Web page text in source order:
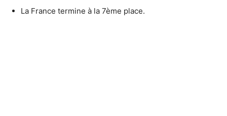
La France termine à la 7ème place.